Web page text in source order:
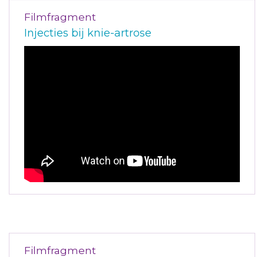
Filmfragment
Injecties bij knie-artrose
Filmfragment